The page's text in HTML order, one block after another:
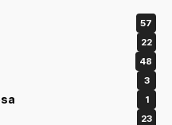
57
22
48
3
1
23